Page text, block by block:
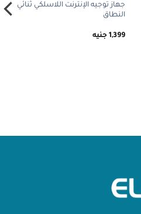
جهاز توجيه الإنترنت اللاسلكي ثنائي
النطاق
1,399 جنيه